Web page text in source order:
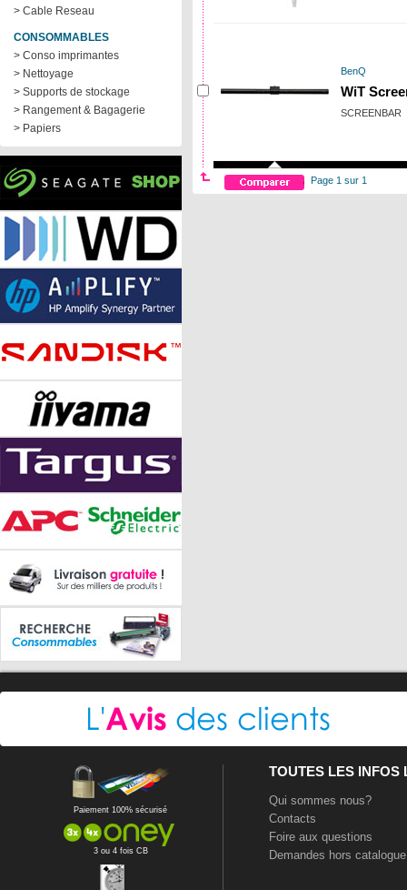
> Cable Reseau
CONSOMMABLES
> Conso imprimantes
> Nettoyage
> Supports de stockage
> Rangement & Bagagerie
> Papiers
BenQ
WiT
SCREENBAR
Page 1 sur 1
Paiement 100% sécurisé
3 ou 4 fois CB
TOUTES LES INFOS
Qui sommes nous?
Contacts
Foire aux questions
Demandes hors catalogue